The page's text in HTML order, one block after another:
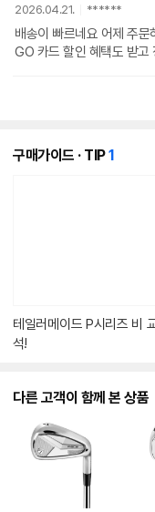
2026.04.21. ******
배송이 빠르네요 어제 주문하고 오늘 받았네요 열심히 연습해서 싱글 GO
구매가이드 · TIP1개
테일러메이드 P시리즈 비 교 분
석!
다른 고객이 함께 본 상품